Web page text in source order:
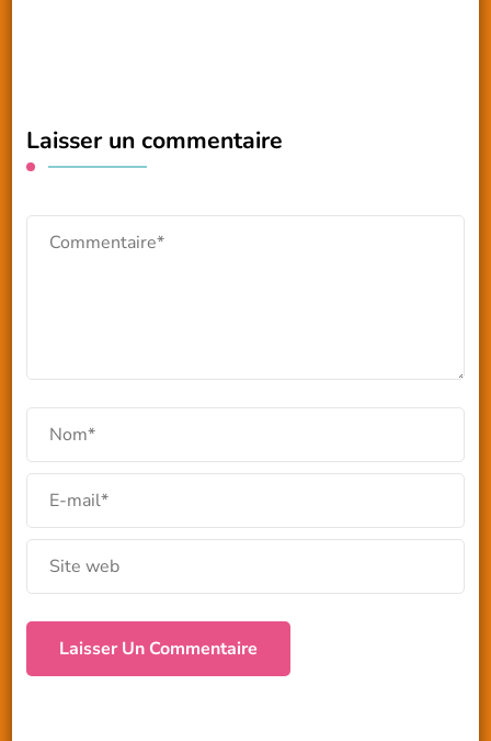
Laisser un commentaire